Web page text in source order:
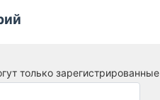
только зарегистрированные